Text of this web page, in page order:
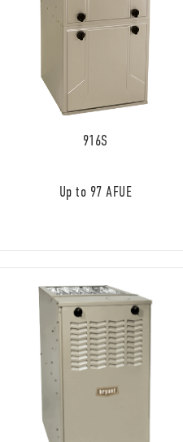
916S
Up to 97 AFUE